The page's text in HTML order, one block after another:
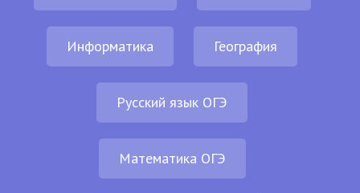
Информатика География
Русский язык ОГЭ
Математика ОГЭ